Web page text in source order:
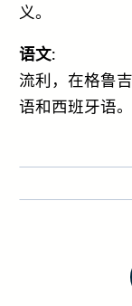
义。
语文:
流利，在格鲁
语和西班牙语。